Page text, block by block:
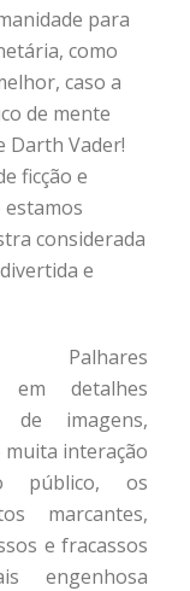
para
como
caso a
de mente
Darth Vader!
ficção e
considerada
e
Palhares
em detalhes
de imagens,
muita interação
público, os
marcantes,
e fracassos
engenhosa